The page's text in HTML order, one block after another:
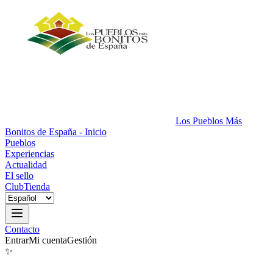
Los Pueblos Más
Bonitos de España - Inicio
Pueblos
Experiencias
Actualidad
El sello
ClubTienda
Contacto
EntrarMi cuentaGestión
✨